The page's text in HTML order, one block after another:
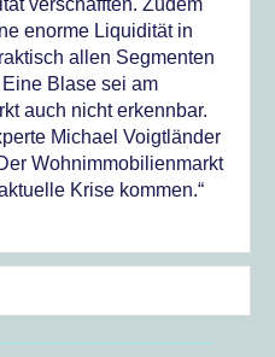
verschafften. Zudem
enorme Liquidität in
allen Segmenten
Blase sei am
auch nicht erkennbar.
Michael Voigtländer
Wohnimmobilienmarkt
Krise kommen.“